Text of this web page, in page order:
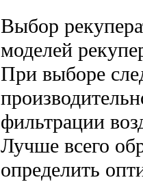
Выбор
моделей
При выборе
фильтрации
Лучше всего
определить